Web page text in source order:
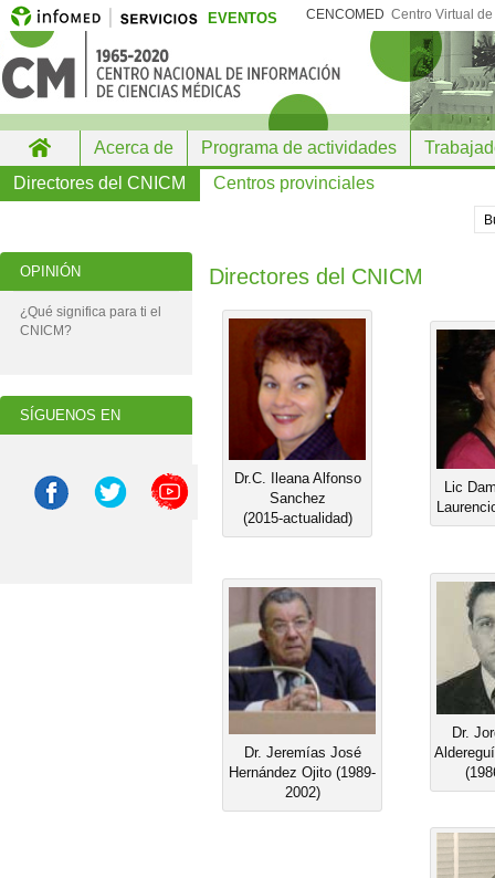
EVENTOS CENCOMED Centro Virtual
Acerca de Programa de actividades
Directores del CNICM
Centros provinciales
Directores del CNICM
Dr.C. Ileana Alfonso
Sanchez
(2015-actualidad)
Lic
Dr. Jeremías José
Hernández Ojito (1989-
2002)
Dr.
OPINIÓN
¿Qué significa para ti el
CNICM?
SÍGUENOS EN